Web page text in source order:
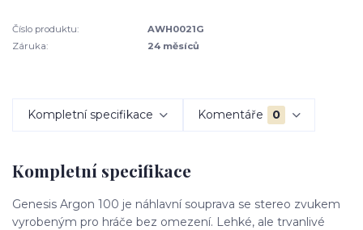
Číslo produktu:
AWH0021G
Záruka:
24 měsíců
Kompletní specifikace Komentáře 0
Kompletní specifikace
Genesis Argon 100 je náhlavní souprava se stereo zvukem
vyrobeným pro hráče bez omezení. Lehké, ale trvanlivé